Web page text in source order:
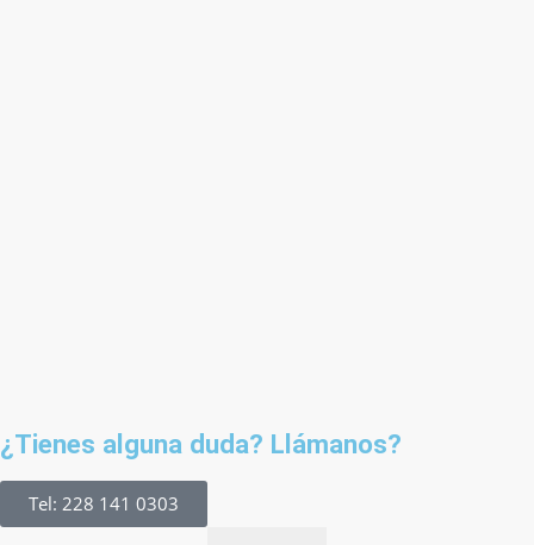
¿Tienes alguna duda? Llámanos?
Tel: 228 141 0303